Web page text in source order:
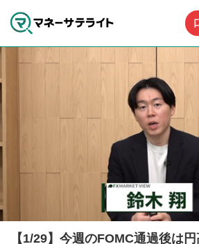
【1/29】今週のFOMC通過後は